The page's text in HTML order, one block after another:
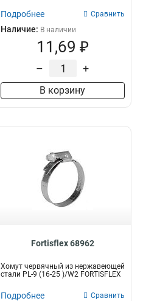
Подробнее Сравнить
Наличие: В наличии
11,69 ₽
– +
В корзину
Fortisflex 68962
Хомут червячный из нержавеющей
стали PL-9 (16-25 )/W2 FORTISFLEX
Подробнее Сравнить